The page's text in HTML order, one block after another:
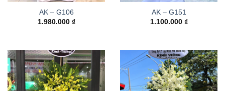
AK – G106
1.980.000 ₫
AK – G151
1.100.000 ₫